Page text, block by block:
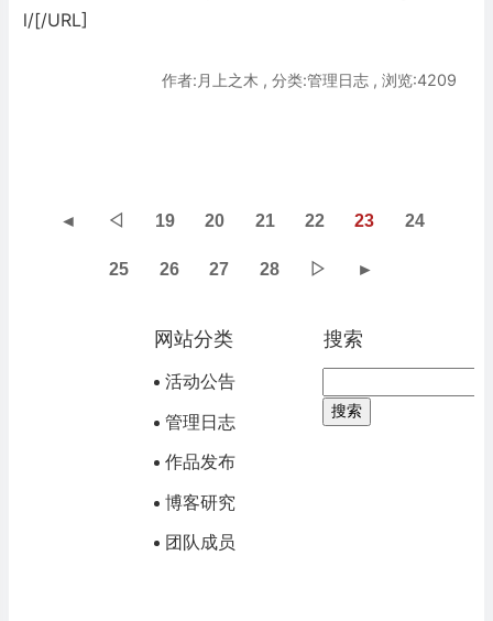
l/[/URL]
作者:月上之木 , 分类:管理日志 , 浏览:4209
◄ ◁ 19 20 21 22 23 24
25 26 27 28 ▷ ►
网站分类
活动公告
管理日志
作品发布
博客研究
团队成员
搜索